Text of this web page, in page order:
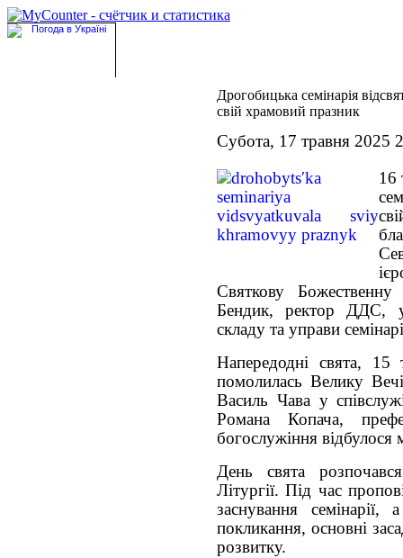
Дрогобицька семінарія
свій храмовий празник
Субота, 17 травня 2025
16
Святкову
Бендик, ректор ДДС, у
складу та управи
Напередодні свята, 15
помолилась Велику
Василь Чава у
Романа Копача,
богослужіння відбулося
День свята
Літургії. Під час
заснування
покликання, основні
розвитку.